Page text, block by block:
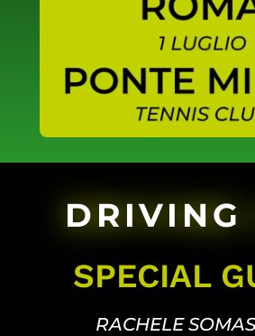
DRIVING
SPECIAL
RACHELE